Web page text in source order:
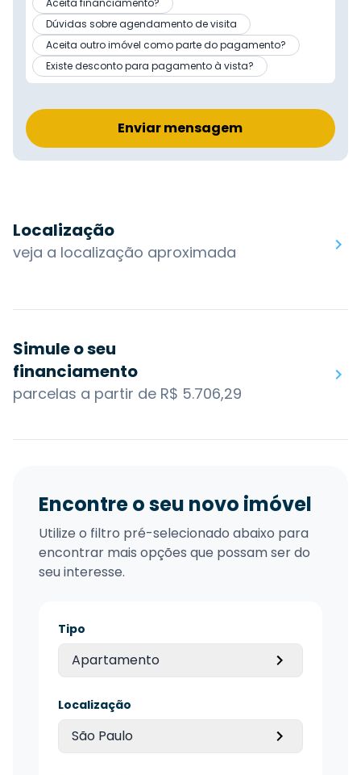
Dúvidas sobre agendamento de visita
Aceita outro imóvel como parte do pagamento?
Existe desconto para pagamento à vista?
Enviar mensagem
Localização
veja a localização aproximada
Simule o seu
financiamento
parcelas a partir de R$ 5.706,29
Encontre o seu novo imóvel
Utilize o filtro pré-selecionado abaixo para
encontrar mais opções que possam ser do
seu interesse.
Tipo
Apartamento
Localização
São Paulo